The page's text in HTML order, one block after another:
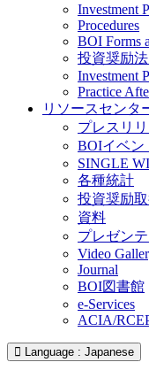
Investment
Procedures
BOI Forms
投資奨励
Investment
Practice
リソースセンタ
プレスリ
BOIイベン
SINGLE
各種統計
投資奨励
資料
プレゼン
Video
Journal
BOI図書館
e-Services
ACIA/
Language : Japanese